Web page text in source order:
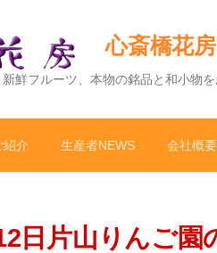
心斎橋花
鮮フルーツ、本物の銘品と和小物を
紹介 生産者NEWS 会社概
日片山りんご園